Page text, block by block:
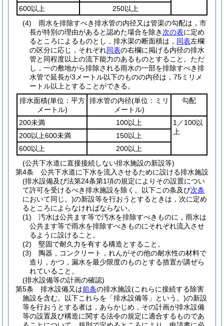
600以上
250以上
(4)
雨水を排除すべき排水管の内径又は管渠の勾配は，市
長が特別の理由があると認めた場合を除き 次の表に定め
るところによるものとし，排水渠の断面積は， 同表左欄
の区分に応じ，それぞれ同表の右欄に掲げる内径の排水
管と同程度以上の流下能力のあるものとすること。 ただ
し，一の敷地から排除される雨水の一部を排除すべき排
水管で延長が3メートル以下のものの内径は，75ミリメ
ートル以上とすることができる。
排水面積(単位：平方
メートル)
排水管の内径(単位：ミリ
メートル)
勾配
200未満 100以上
1／100以
上
200以上600未満
150以上
600以上
200以上
(公共下水道に直接接続しない排水施設の新設等)
第4条
公共下水道に下水を流入させるために設ける排水施設
(排水設備及び法第24条第1項の規定によりその設置につい
て許可を受けるべき排水施設を除く。以下この条及び次条
において同じ。)の新設等を行おうとするときは，次に定め
るところによらなければならない。
(1)
汚水は公共ます等で汚水を排除すべきものに，雨水は
公共ます等で雨水を排除すべきものにそれぞれ流入させ
るように設けること。
(2)
堅固で耐久力を有する構造とすること。
(3)
陶器，コンクリート，れんがその他の耐水性の材料で
造り，かつ，漏水を最少限度のものとする措置が講ぜら
れていること。
(排水設備等の計画の確認)
第5条
排水設備又は前条の排水施設(これらに接続する除害
施設を含む。以下これらを「排水設備等」という。)の新設
等を行おうとする者は，あらかじめ，その計画が排水設備
等の設置及び構造に関する法令の規定に適合するものであ